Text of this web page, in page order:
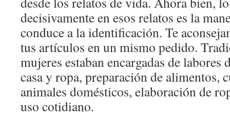
decisivamente en esos relatos es la
conduce a la identificación. Te
tus artículos en un mismo pedido.
mujeres estaban encargadas de labores
casa y ropa, preparación de alimentos,
animales domésticos, elaboración de
uso cotidiano.